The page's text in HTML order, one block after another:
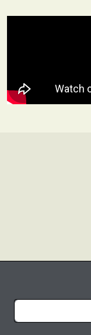
vecchi album di
I nomi delle
trasmette il
spirito vivace della